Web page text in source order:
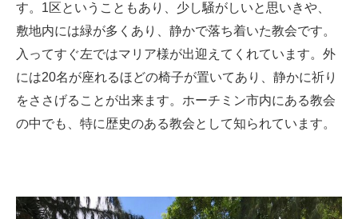
す。1区ということもあり、少し騒がしいと思いきや、
敷地内には緑が多くあり、静かで落ち着いた教会です。
入ってすぐ左ではマリア様が出迎えてくれています。外
には20名が座れるほどの椅子が置いてあり、静かに祈り
をささげることが出来ます。ホーチミン市内にある教会
の中でも、特に歴史のある教会として知られています。